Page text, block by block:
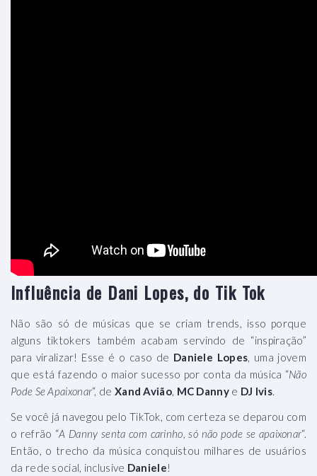
Influência de Dani Lopes, do Tik Tok
Não são só de músicas que se criam trends, isso porque
alguns tiktokers também acabam servindo de “inspiração”
para viralizar! Esse é o caso de Daniele Lopes, uma jovem
que está fazendo o maior sucesso por conta da música “Não
Pode Se Apaixonar“, de Xand Avião, MC Dannye DJ Ivis.
Se você já navegou pelo TikTok, com certeza se deparou com
o refrão “A Danny senta com carinho, só não pode se apaixonar“.
Então, o trecho da música conquistou milhares de usuários
da rede social, inclusive Daniele!